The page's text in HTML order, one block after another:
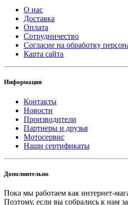
О нас
Доставка
Оплата
Сотрудничество
Согласие на обработку
Карта сайта
Информация
Контакты
Новости
Производители
Партнеры и друзья
Мотосервис
Наши сертификаты
Дополнительно
Пока мы работаем как интернет-
Поэтому, если вы собрались к нам